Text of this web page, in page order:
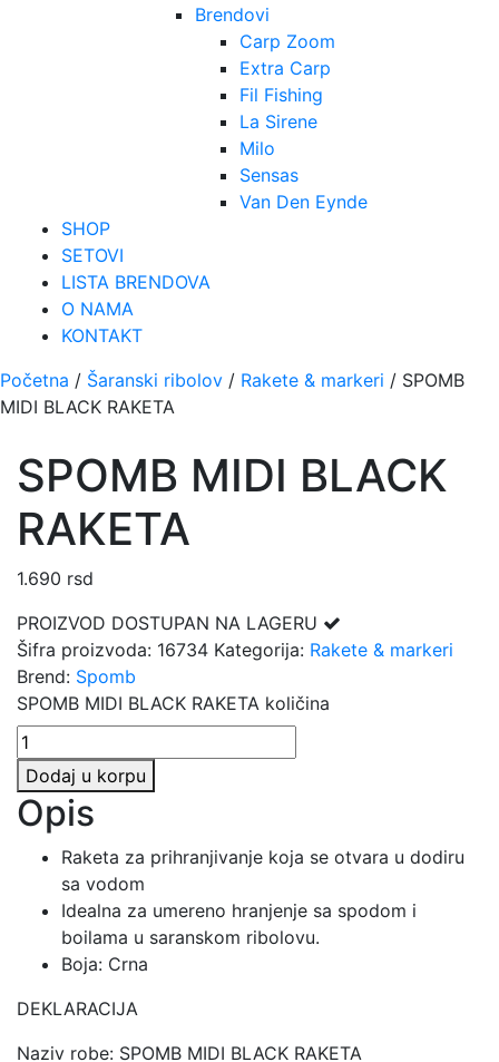
Brendovi
Carp Zoom
Extra Carp
Fil Fishing
La Sirene
Milo
Sensas
Van Den Eynde
SHOP
SETOVI
LISTA BRENDOVA
O NAMA
KONTAKT
Početna / Šaranski ribolov / Rakete & markeri / SPOMB
MIDI BLACK RAKETA
SPOMB MIDI BLACK
RAKETA
1.690 rsd
PROIZVOD DOSTUPAN NA LAGERU
Šifra proizvoda: 16734 Kategorija: Rakete & markeri
Brend: Spomb
SPOMB MIDI BLACK RAKETA količina
Dodaj u korpu
Opis
Raketa za prihranjivanje koja se otvara u dodiru
sa vodom
Idealna za umereno hranjenje sa spodom i
boilama u saranskom ribolovu.
Boja: Crna
DEKLARACIJA
Naziv robe: SPOMB MIDI BLACK RAKETA